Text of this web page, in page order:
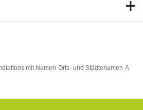
mit Namen Orts- und Städtenamen A